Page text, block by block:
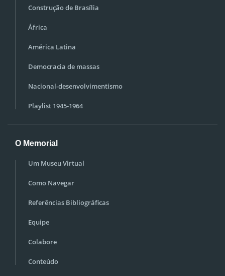
Construção de Brasília
África
América Latina
Democracia de massas
Nacional-desenvolvimentismo
Playlist 1945-1964
O Memorial
Um Museu Virtual
Como Navegar
Referências Bibliográficas
Equipe
Colabore
Conteúdo